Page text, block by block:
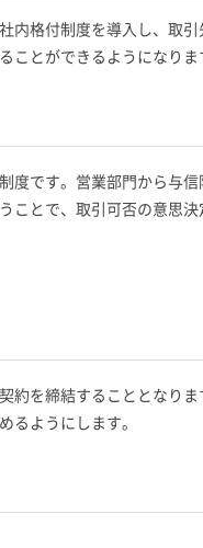
内格付制度を導入し、取
ことができるようになりま
度です。営業部門から与
ことで、取引可否の意思決
約を締結することとなり
るようにします。